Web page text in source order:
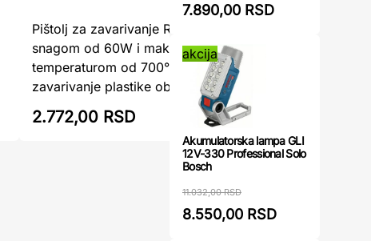
Pištolj za zavarivanje RD-HSPW01 60WSa
snagom od 60W i maksimalnom
temperaturom od 700°C, ovaj alat za
zavarivanje plastike obezbeđuje prec ...
2.772,00 RSD
7.890,00 RSD
akcija
Akumulatorska lampa GLI
12V-330 Professional Solo
Bosch
11.032,00 RSD
8.550,00 RSD